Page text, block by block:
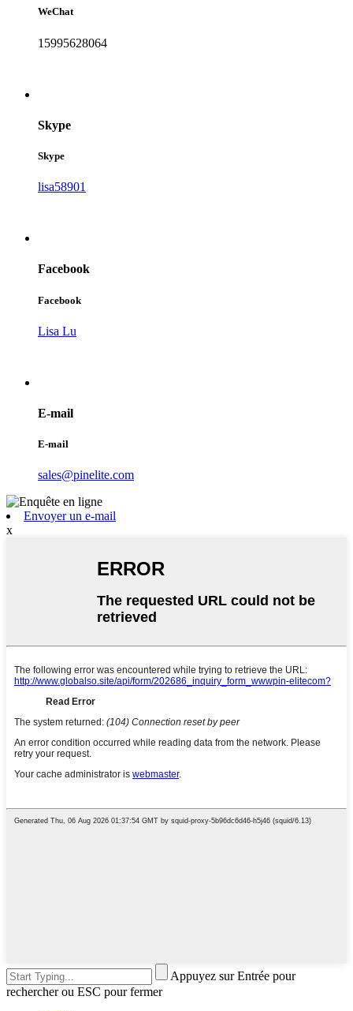
WeChat
15995628064
Skype
Skype
lisa58901
Facebook
Facebook
Lisa Lu
E-mail
E-mail
sales@pinelite.com
Envoyer un e-mail
x
Appuyez sur Entrée pour
rechercher ou ESC pour fermer